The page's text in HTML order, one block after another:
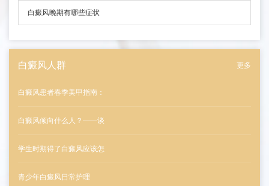
白癜风晚期有哪些症状
白癜风人群 更多
白癜风患者春季美甲指南：
白癜风倾向什么人？——谈
学生时期得了白癜风应该怎
青少年白癜风日常护理